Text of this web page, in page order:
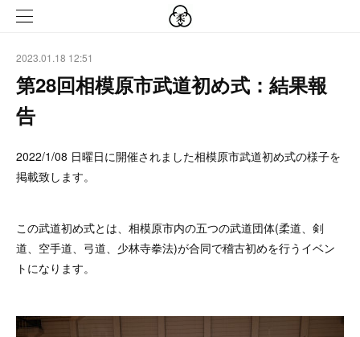
2023.01.18 12:51
第28回相模原市武道初め式：結果報
告
2022/1/08 日曜日に開催されました相模原市武道初め式の様子を
掲載致します。
この武道初め式とは、相模原市内の五つの武道団体(柔道、剣
道、空手道、弓道、少林寺拳法)が合同で稽古初めを行うイベン
トになります。